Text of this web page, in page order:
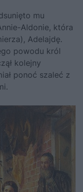
mu
Aldonie, która
Adelajdę.
powodu król
kolejny
ponoć szaleć z